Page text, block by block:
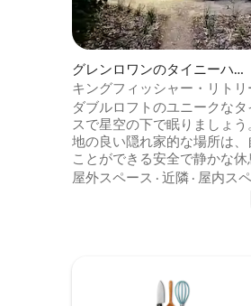
グレンロワンのタイニーハウ
ス
キングフィッシャー・リトリ
ニーハウス メルボルンから北
ダブルロフトのユニークなタ
スで星空の下で眠りましょう。 この居
地の良い隠れ家的な場所は、
ことができる安全で静かな
す。 📍ロケーションのハイライト •メルボ
15分 •ヒュームハイウェイか
ハイカントリーへの玄関口 🚗 完璧な寄り
道： シドニー ↔ メルボルン
屋外スペース · 近隣 · 屋内ス